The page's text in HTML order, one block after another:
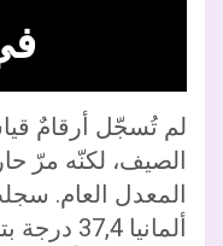
لم تُسجّل أرقامٌ
الصيف، لكنّه مرّ